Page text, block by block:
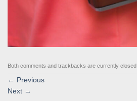
Both comments and trackbacks are currently closed.
← Previous
Next →